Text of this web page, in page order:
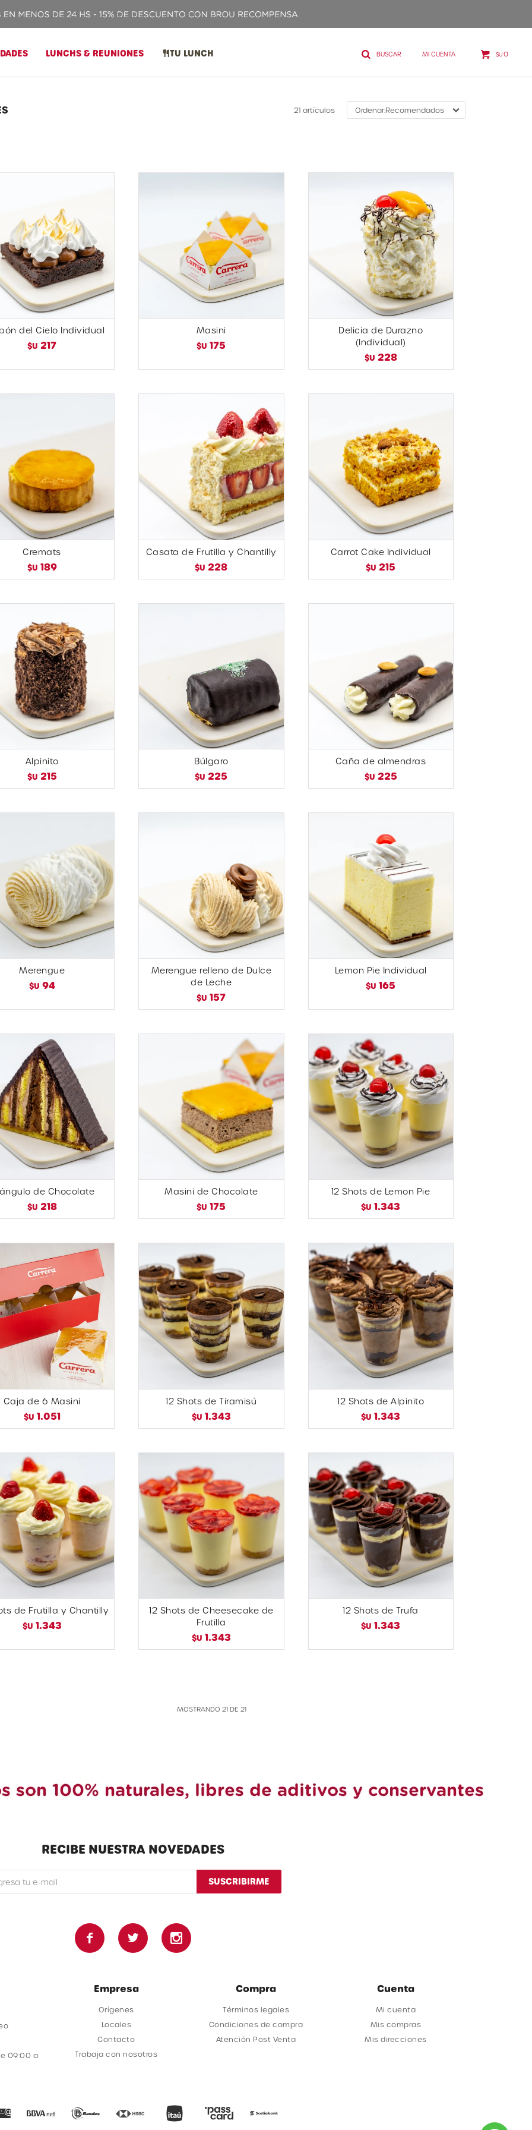
LUNCHS & REUNIONES TU LUNCH $U0
21 artículos Recomendados
del Cielo Individual
$U 217
Masini
$U 175
Delicia de Durazno
(Individual)
$U 228
Cremats
$U 189
Casata de Frutilla y Chantilly
$U 228
Carrot Cake Individual
$U 215
Alpinito
$U 215
Búlgaro
$U 225
Caña de almendras
$U 225
Merengue
$U 94
Merengue relleno de Dulce
de Leche
$U 157
Lemon Pie Individual
$U 165
de Chocolate
$U 218
Masini de Chocolate
$U 175
12 Shots de Lemon Pie
$U 1.343
Caja de 6 Masini
$U 1.051
12 Shots de Tiramisú
$U 1.343
12 Shots de Alpinito
$U 1.343
de Frutilla y Chantilly
$U 1.343
12 Shots de Cheesecake de
Frutilla
$U 1.343
12 Shots de Trufa
$U 1.343
MOSTRANDO 21DE 21
09:00 a
Empresa
Orígenes
Locales
Contacto
Trabaja con nosotros
Compra
Términos legales
Condiciones de compra
Atención Post Venta
Cuenta
Mi cuenta
Mis compras
Mis direcciones
RECIBE NUESTRA NOVEDADES
SUSCRIBIRME
  